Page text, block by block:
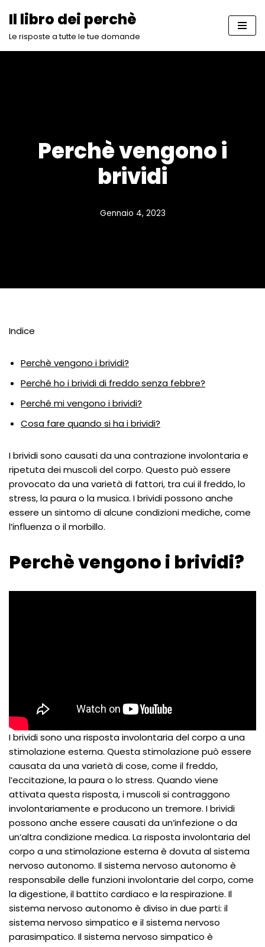
Vai
Il libro dei perchè
Le risposte a tutte le tue domande
Perchè vengono i
brividi
Gennaio 4, 2023
Indice
Perchè vengono i brividi?
Perché ho i brividi di freddo senza febbre?
Perché mi vengono i brividi?
Cosa fare quando si ha i brividi?
I brividi sono causati da una contrazione involontaria e
ripetuta dei muscoli del corpo. Questo può essere
provocato da una varietà di fattori, tra cui il freddo, lo
stress, la paura o la musica. I brividi possono anche
essere un sintomo di alcune condizioni mediche, come
l’influenza o il morbillo.
Perchè vengono i brividi?
I brividi sono una risposta involontaria del corpo a una
stimolazione esterna. Questa stimolazione può essere
causata da una varietà di cose, come il freddo,
l’eccitazione, la paura o lo stress. Quando viene
attivata questa risposta, i muscoli si contraggono
involontariamente e producono un tremore. I brividi
possono anche essere causati da un’infezione o da
un’altra condizione medica. La risposta involontaria del
corpo a una stimolazione esterna è dovuta al sistema
nervoso autonomo. Il sistema nervoso autonomo è
responsabile delle funzioni involontarie del corpo, come
la digestione, il battito cardiaco e la respirazione. Il
sistema nervoso autonomo è diviso in due parti: il
sistema nervoso simpatico e il sistema nervoso
parasimpatico. Il sistema nervoso simpatico è